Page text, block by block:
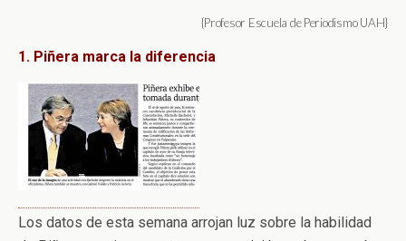
{Profesor Escuela de Periodismo UAH}
1. Piñera marca la diferencia
Los datos de esta semana arrojan luz sobre la habilidad